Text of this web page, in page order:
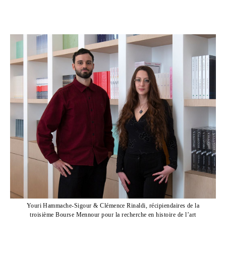
Youri Hammache-Sigour & Clémence Rinaldi, récipiendaires de la
troisième Bourse Mennour pour la recherche en histoire de l’art